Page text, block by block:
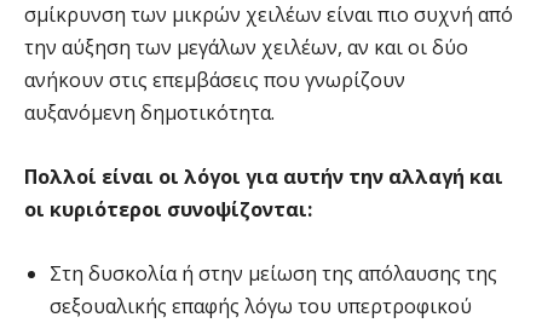
σμίκρυνση των μικρών χειλέων είναι πιο συχνή από
την αύξηση των μεγάλων χειλέων, αν και οι δύο
ανήκουν στις επεμβάσεις που γνωρίζουν
αυξανόμενη δημοτικότητα.
Πολλοί είναι οι λόγοι για αυτήν την αλλαγή και
οι κυριότεροι συνοψίζονται:
Στη δυσκολία ή στην μείωση της απόλαυσης της
σεξουαλικής επαφής λόγω του υπερτροφικού